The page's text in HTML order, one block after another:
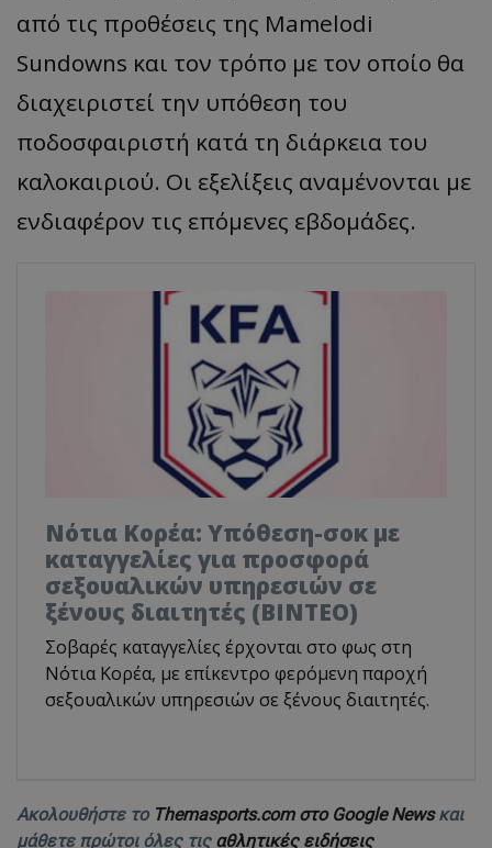
από τις προθέσεις της Mamelodi
Sundowns και τον τρόπο με τον οποίο θα
διαχειριστεί την υπόθεση του
ποδοσφαιριστή κατά τη διάρκεια του
καλοκαιριού. Οι εξελίξεις αναμένονται με
ενδιαφέρον τις επόμενες εβδομάδες.
Νότια Κορέα: Υπόθεση-σοκ με
καταγγελίες για προσφορά
σεξουαλικών υπηρεσιών σε
ξένους διαιτητές (BINTEO)
Σοβαρές καταγγελίες έρχονται στο φως στη
Νότια Κορέα, με επίκεντρο φερόμενη παροχή
σεξουαλικών υπηρεσιών σε ξένους διαιτητές.
Ακολουθήστε το Themasports.com στο Google Newsκαι
μάθετε πρώτοι όλες τις αθλητικές ειδήσεις